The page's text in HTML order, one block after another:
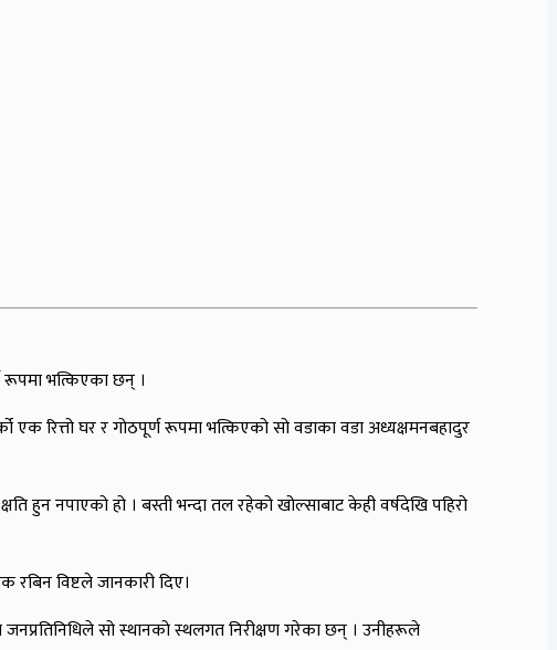
रूपमा भत्किएका छन् ।
एक रित्तो घर र गोठपूर्ण रूपमा भत्किएको सो वडाका वडा अध्यक्षमनबहादुर
हुन नपाएको हो । बस्ती भन्दा तल रहेको खोल्साबाट केही वर्षदेखि पहिरो
रबिन विष्टले जानकारी दिए।
जनप्रतिनिधिले सो स्थानको स्थलगत निरीक्षण गरेका छन् । उनीहरूले